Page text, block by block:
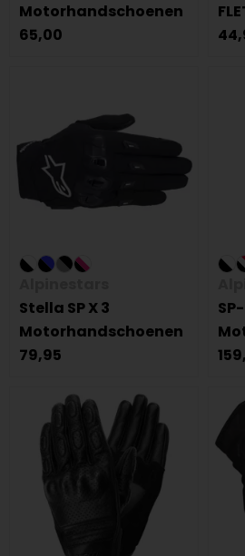
Motorhandschoenen
65,00
Stella SP X 3
Motorhandschoenen
79,95